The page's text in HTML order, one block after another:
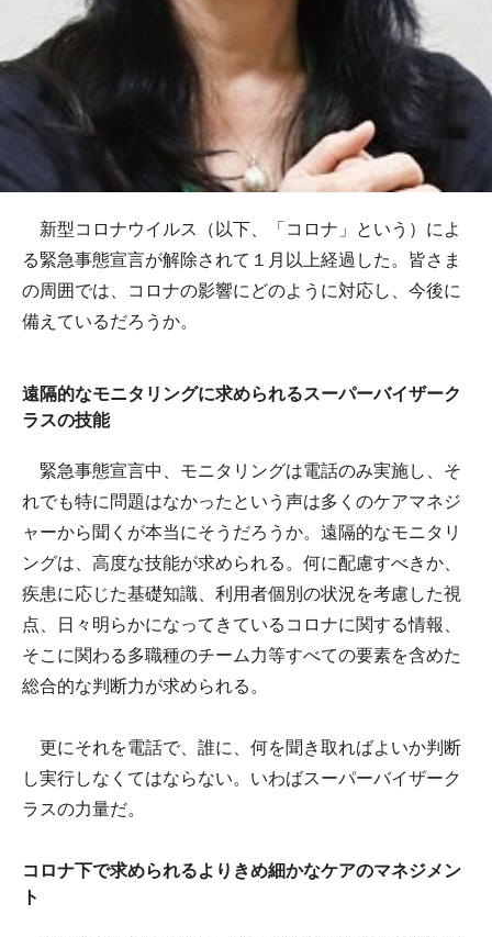
新型コロナウイルス（以下、「コロナ」という）によ
る緊急事態宣言が解除されて１月以上経過した。皆さま
の周囲では、コロナの影響にどのように対応し、今後に
備えているだろうか。
遠隔的なモニタリングに求められるスーパーバイザーク
ラスの技能
緊急事態宣言中、モニタリングは電話のみ実施し、そ
れでも特に問題はなかったという声は多くのケアマネジ
ャーから聞くが本当にそうだろうか。遠隔的なモニタリ
ングは、高度な技能が求められる。何に配慮すべきか、
疾患に応じた基礎知識、利用者個別の状況を考慮した視
点、日々明らかになってきているコロナに関する情報、
そこに関わる多職種のチーム力等すべての要素を含めた
総合的な判断力が求められる。
更にそれを電話で、誰に、何を聞き取ればよいか判断
し実行しなくてはならない。いわばスーパーバイザーク
ラスの力量だ。
コロナ下で求められるよりきめ細かなケアのマネジメン
ト